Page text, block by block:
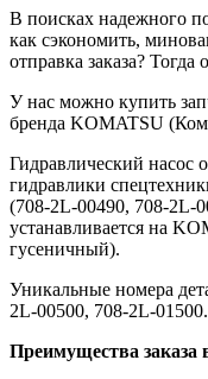
В поисках надежного
как сэкономить,
отправка заказа?
У нас можно купить
бренда KOMATSU
Гидравлический насос
гидравлики
(708-2L-00490, 708-2L-
устанавливается на
гусеничный).
Уникальные номера
2L-00500, 708-2L-01500.
Преимущества